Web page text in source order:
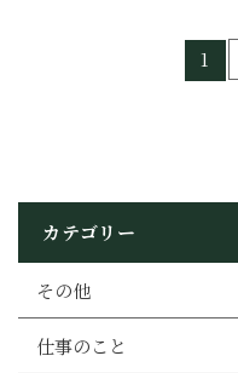
1
カテゴリー
その他
仕事のこと